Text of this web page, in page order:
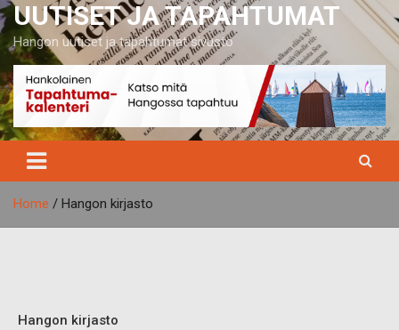
UUTISET JA TAPAHTUMAT
Hangon uutiset ja tapahtumat sivusto
Home Hangon kirjasto
Hangon kirjasto